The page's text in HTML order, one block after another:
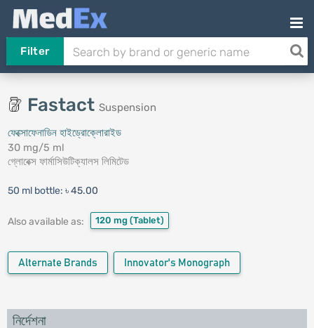
Filter
Fastact Suspension
ফেক্সোফেনাডিন হাইড্রোক্লোরাইড
30 mg/5 ml
গ্লোবেক্স ফার্মাসিউটিক্যালস লিমিটেড
50 ml bottle: ৳ 45.00
Also available as: 120 mg (Tablet)
Alternate Brands Innovator's Monograph
নির্দেশনা